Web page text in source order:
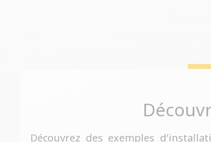
Découvrez des exemples